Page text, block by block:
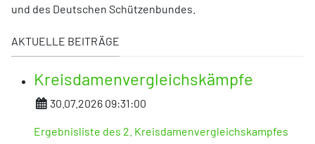
und des Deutschen Schützenbundes.
AKTUELLE BEITRÄGE
Kreisdamenvergleichskämpfe
Details30.07.2026 09:31:00
Ergebnisliste des 2. Kreisdamenvergleichskampfes